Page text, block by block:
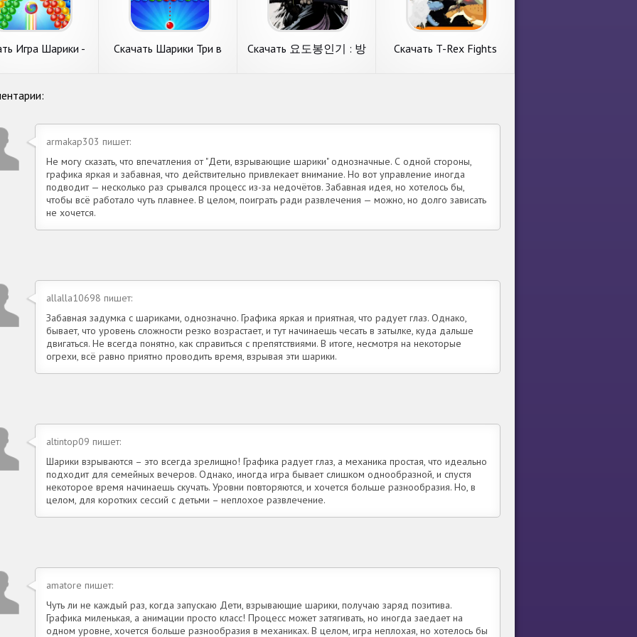
издателя
Classic Puzzle
Главные
подробнее
Андроид
ролики от нового
коллектива Kongregate.
Главные требования. 1.
Размер
подробнее
Андроид
Puzzle от крутого издателя
Two Desperados Ltd.
Основные требования. 1.
Размер
подробнее
стрелялки от толкового
разработчика Blackout Lab.
Системные требования. 1.
Размер
подробнее
Игра Шарики -
Игра Шарики -
Shooter [Взлом
Андроид
игру с категории
Игра Шарики
Shooter от
автора TOH
Основные
подробнее
Скачать Шарики Три в
Андроид
обсудим игру с раздела
в Ряд без интернета от
толкового разработчика
Bigcool Games. Системные
подробнее
Скачать 요도봉인기 : 방
категории экшен. 요도봉인
PLUS CO.,LTD.. Главные
требования. 1. Объем
незанятой памяти
подробнее
Скачать T-Rex Fights
с раздела экшен. T-Rex
Dexus Dinosaur. Основные
требования. 1. Размер
подробнее
armakap303 пишет:
Не могу сказать, что впечатления от "Дети, взрывающие шарики" однозначные. С одной стороны,
графика яркая и забавная, что действительно привлекает внимание. Но вот управление иногда
подводит — несколько раз срывался процесс из-за недочётов. Забавная идея, но хотелось бы,
чтобы всё работало чуть плавнее. В целом, поиграть ради развлечения — можно, но долго зависать
не хочется.
allalla10698 пишет:
Забавная задумка с шариками, однозначно. Графика яркая и приятная, что радует глаз. Однако,
бывает, что уровень сложности резко возрастает, и тут начинаешь чесать в затылке, куда дальше
двигаться. Не всегда понятно, как справиться с препятствиями. В итоге, несмотря на некоторые
огрехи, всё равно приятно проводить время, взрывая эти шарики.
altintop09 пишет:
Шарики взрываются – это всегда зрелищно! Графика радует глаз, а механика простая, что идеально
подходит для семейных вечеров. Однако, иногда игра бывает слишком однообразной, и спустя
некоторое время начинаешь скучать. Уровни повторяются, и хочется больше разнообразия. Но, в
целом, для коротких сессий с детьми – неплохое развлечение.
amatore пишет:
Чуть ли не каждый раз, когда запускаю Дети, взрывающие шарики, получаю заряд позитива.
Графика миленькая, а анимации просто класс! Процесс может затягивать, но иногда заедает на
одном уровне, хочется больше разнообразия в механиках. В целом, игра неплохая, но хотелось бы